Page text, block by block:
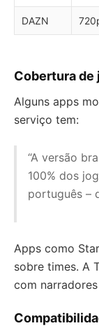
DAZN
Cobertura
Alguns apps
serviço tem:
“A versão
100% dos
português –
Apps como
sobre times. A
com